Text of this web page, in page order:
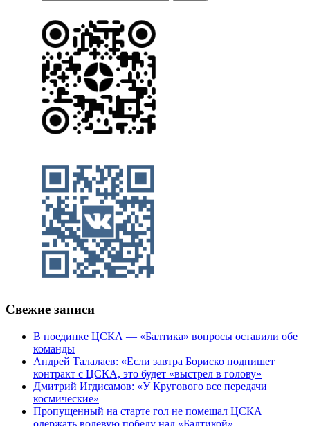
Свежие записи
В поединке ЦСКА — «Балтика» вопросы оставили обе
команды
Андрей Талалаев: «Если завтра Бориско подпишет
контракт с ЦСКА, это будет «выстрел в голову»
Дмитрий Игдисамов: «У Кругового все передачи
космические»
Пропущенный на старте гол не помешал ЦСКА
одержать волевую победу над «Балтикой»